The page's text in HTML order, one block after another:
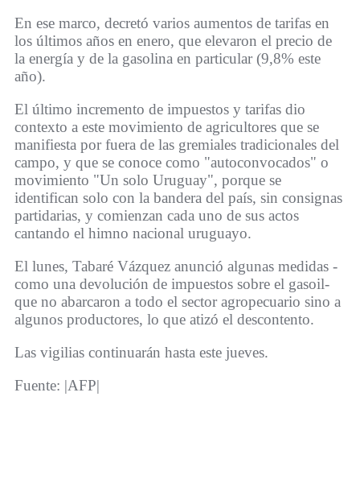
En ese marco, decretó varios aumentos de tarifas en
los últimos años en enero, que elevaron el precio de
la energía y de la gasolina en particular (9,8% este
año).
El último incremento de impuestos y tarifas dio
contexto a este movimiento de agricultores que se
manifiesta por fuera de las gremiales tradicionales del
campo, y que se conoce como "autoconvocados" o
movimiento "Un solo Uruguay", porque se
identifican solo con la bandera del país, sin consignas
partidarias, y comienzan cada uno de sus actos
cantando el himno nacional uruguayo.
El lunes, Tabaré Vázquez anunció algunas medidas -
como una devolución de impuestos sobre el gasoil-
que no abarcaron a todo el sector agropecuario sino a
algunos productores, lo que atizó el descontento.
Las vigilias continuarán hasta este jueves.
Fuente: |AFP|